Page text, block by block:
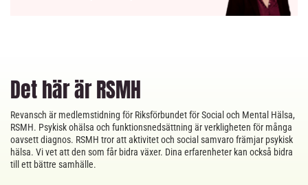
Det här är RSMH
Revansch är medlemstidning för Riksförbundet för Social och Mental Hälsa,
RSMH. Psykisk ohälsa och funktionsnedsättning är verkligheten för många
oavsett diagnos. RSMH tror att aktivitet och social samvaro främjar psykisk
hälsa. Vi vet att den som får bidra växer. Dina erfarenheter kan också bidra
till ett bättre samhälle.